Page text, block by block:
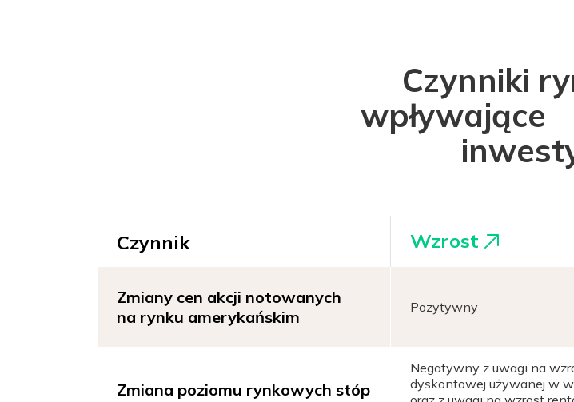
Czynniki
wpływające
Czynnik Wzrost
Zmiany cen akcji notowanych
na rynku amerykańskim
Pozytywny
Zmiana poziomu rynkowych stóp
Negatywny z uwagi na
dyskontowej używanej w